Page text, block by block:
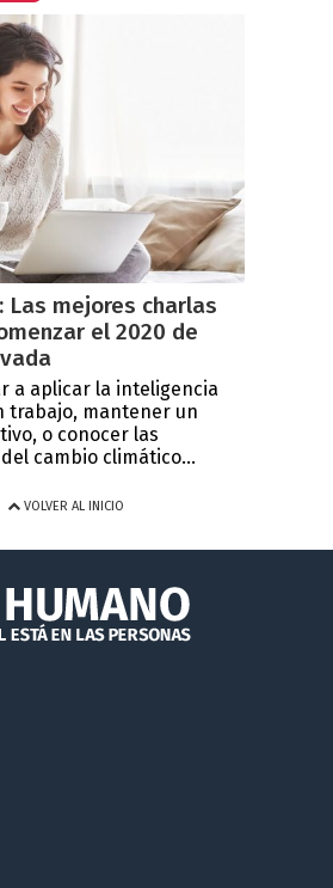
Las mejores charlas
el 2020 de
a aplicar la inteligencia
trabajo, mantener un
o conocer las
cambio climático...
VOLVER AL INICIO